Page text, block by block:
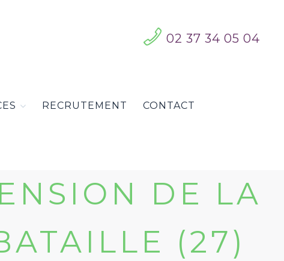
RECRUTEMENT CONTACT
02 37 34 05 04
DE LA
(27)